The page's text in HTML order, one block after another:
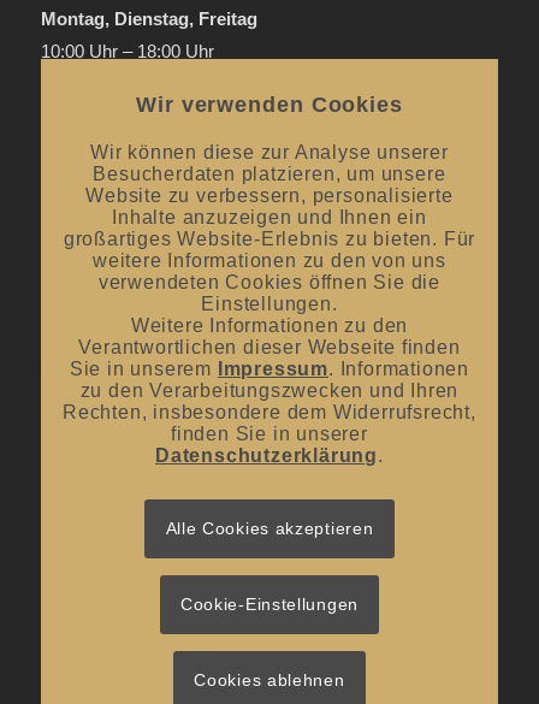
Montag, Dienstag, Freitag
10:00 Uhr – 18:00 Uhr
Mai bis September:12:00 Uhr – 20:00 Uhr / ab 18.00 Uhr
offene Verkostungen
Oktober bis April:12.00 Uhr – 18.00 Uhr
Mittwoch und Samstag
von 10:00 Uhr – 14:00 Uhr
UNSER BLOG
#donnerstagsprickelts – Lust auf eine Geschmacksexplosion?
#donnerstagsprickelts – Ruggele und französischer Rotwein
#donnerstagsprickelts – Start ins Frühjahr
20. April 2026 - 14:36
Wir verwenden Cookies
Wir können diese zur Analyse unserer
Besucherdaten platzieren, um unsere
Website zu verbessern, personalisierte
Inhalte anzuzeigen und Ihnen ein
großartiges Website-Erlebnis zu bieten. Für
weitere Informationen zu den von uns
verwendeten Cookies öffnen Sie die
Einstellungen.
Weitere Informationen zu den
Verantwortlichen dieser Webseite finden
Sie in unserem
Impressum. Informationen
zu den Verarbeitungszwecken und Ihren
Rechten, insbesondere dem Widerrufsrecht,
finden Sie in unserer
Datenschutzerklärung.
Alle Cookies akzeptieren
Cookie-Einstellungen
Cookies ablehnen